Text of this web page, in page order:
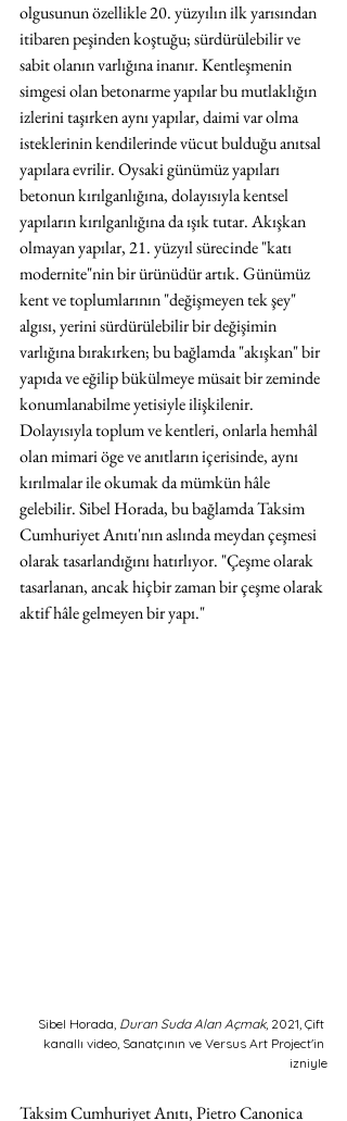
olgusunun özellikle 20. yüzyılın ilk yarısından
itibaren peşinden koştuğu; sürdürülebilir ve
sabit olanın varlığına inanır. Kentleşmenin
simgesi olan betonarme yapılar bu mutlaklığın
izlerini taşırken aynı yapılar, daimi var olma
isteklerinin kendilerinde vücut bulduğu anıtsal
yapılara evrilir. Oysaki günümüz yapıları
betonun kırılganlığına, dolayısıyla kentsel
yapıların kırılganlığına da ışık tutar. Akışkan
olmayan yapılar, 21. yüzyıl sürecinde "katı
modernite"nin bir ürünüdür artık. Günümüz
kent ve toplumlarının "değişmeyen tek şey"
algısı, yerini sürdürülebilir bir değişimin
varlığına bırakırken; bu bağlamda "akışkan" bir
yapıda ve eğilip bükülmeye müsait bir zeminde
konumlanabilme yetisiyle ilişkilenir.
Dolayısıyla toplum ve kentleri, onlarla hemhâl
olan mimari öge ve anıtların içerisinde, aynı
kırılmalar ile okumak da mümkün hâle
gelebilir. Sibel Horada, bu bağlamda Taksim
Cumhuriyet Anıtı'nın aslında meydan çeşmesi
olarak tasarlandığını hatırlıyor. "Çeşme olarak
tasarlanan, ancak hiçbir zaman bir çeşme olarak
aktif hâle gelmeyen bir yapı."
Sibel Horada, Duran Suda Alan Açmak, 2021, Çift
kanallı video, Sanatçının ve Versus Art Project'in
izniyle
Taksim Cumhuriyet Anıtı, Pietro Canonica